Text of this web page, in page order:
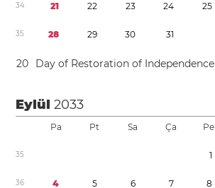
34 21 22 23 24 25
35 28 29 30 31
20 Day of Restoration of Independence
Eylül2033
Pa Pt Sa Ça Pe
35 1
36 4 5 6 7 8